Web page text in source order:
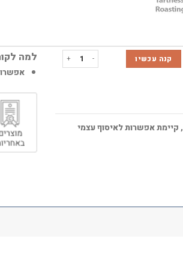
כמות של קפסולות אס קפה 50 קפסולה - INFINITO קנה עכשיו
, קיימת אפשרות לאיסוף עצמי
למה
אפשרות לעד 12